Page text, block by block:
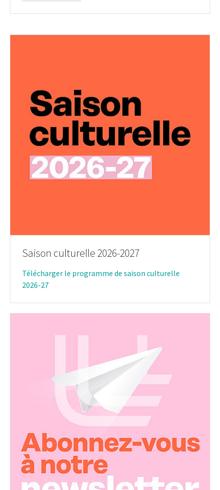
Saison culturelle 2026-2027
Télécharger le programme de saison culturelle
2026-27